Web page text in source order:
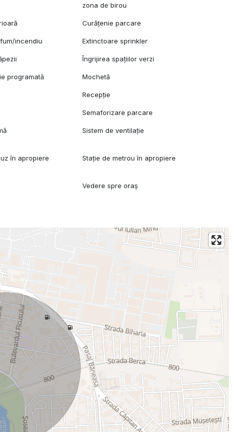
zona de birou
Curățenie parcare
incendiu Extinctoare sprinkler
Îngrijirea spațiilor verzi
programată Mochetă
Recepție
Semaforizare parcare
Sistem de ventilație
în apropiere Stație de metrou în apropiere
Vedere spre oraș